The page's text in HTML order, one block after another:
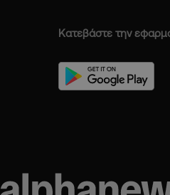
Κατεβάστε την